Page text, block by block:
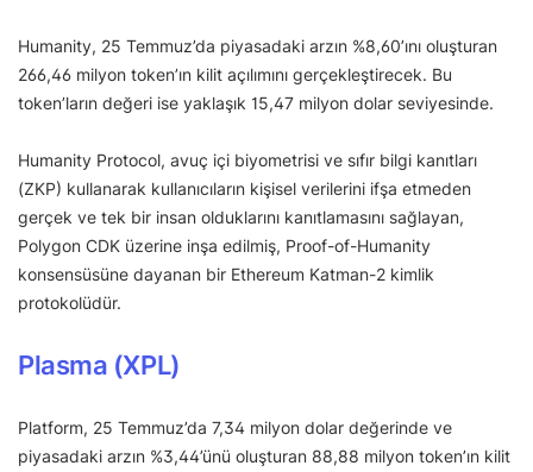
Humanity, 25 Temmuz’da piyasadaki arzın %8,60’ını oluşturan
266,46 milyon token’ın kilit açılımını gerçekleştirecek. Bu
token’ların değeri ise yaklaşık 15,47 milyon dolar seviyesinde.
Humanity Protocol, avuç içi biyometrisi ve sıfır bilgi kanıtları
(ZKP) kullanarak kullanıcıların kişisel verilerini ifşa etmeden
gerçek ve tek bir insan olduklarını kanıtlamasını sağlayan,
Polygon CDK üzerine inşa edilmiş, Proof-of-Humanity
konsensüsüne dayanan bir Ethereum Katman-2 kimlik
protokolüdür.
Plasma (XPL)
Platform, 25 Temmuz’da 7,34 milyon dolar değerinde ve
piyasadaki arzın %3,44’ünü oluşturan 88,88 milyon token’ın kilit